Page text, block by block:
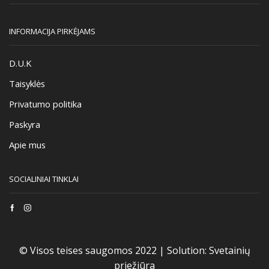
INFORMACIJA PIRKĖJAMS
D.U.K
Taisyklės
Privatumo politika
Paskyra
Apie mus
SOCIALINIAI TINKLAI
FacebookInstagram
© Visos teises saugomos 2022 | Solution: Svetainių
priežiūra